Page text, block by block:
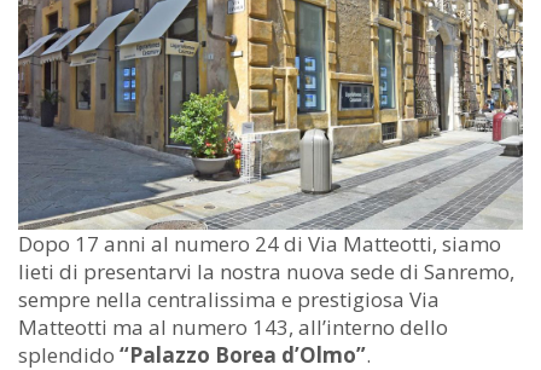
Dopo 17 anni al numero 24 di Via Matteotti, siamo
lieti di presentarvi la nostra nuova sede di Sanremo,
sempre nella centralissima e prestigiosa Via
Matteotti ma al numero 143, all’interno dello
splendido “Palazzo Borea d’Olmo”.